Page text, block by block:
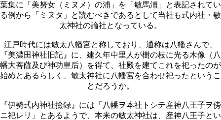
葉集に「美努女（ミヌメ）の浦」を「敏馬浦」と表記されてい
る例から「ミヌタ」と読むべきであるとして当社も式内社・敏
太神社の論社となっている。
江戸時代には敏太八幡宮と称しており、通称は八幡さんで、
『美濃田神社旧記』に、建久年中里人が樹の枝に光る木像（八
幡大菩薩及び神功皇后）を得て、社殿を建てこれを祀ったのが
始めとあるらしく、敏太神社に八幡宮を合わせ祀ったというこ
とだろうか。
『伊勢式内神社撿録』には「八幡ヲ本社トシテ産神八王子ヲ傍
ニ祀レリ」とあるようで、本来の敏太神社は、産神八王子とい